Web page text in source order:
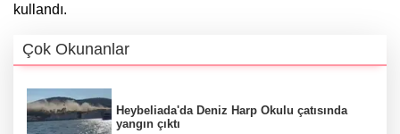
kullandı.
Çok Okunanlar
Heybeliada'da Deniz Harp Okulu çatısında
yangın çıktı